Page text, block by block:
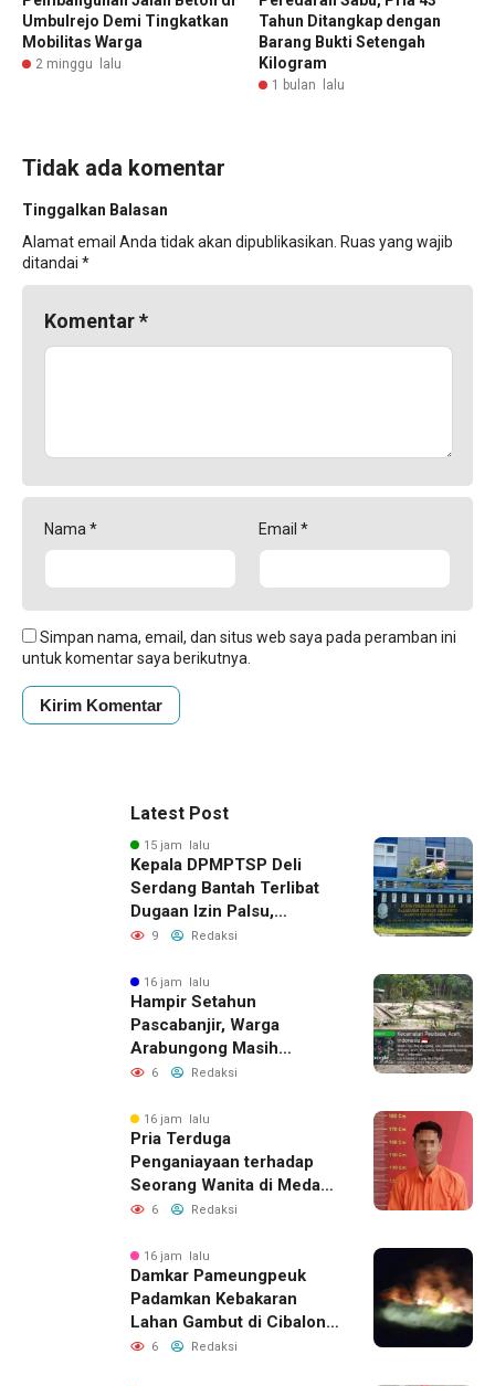
Umbulrejo Demi Tingkatkan
Mobilitas Warga
2 minggu lalu
Tahun Ditangkap dengan
Barang Bukti Setengah
Kilogram
1 bulan lalu
Tidak ada komentar
Tinggalkan Balasan
Alamat email Anda tidak akan dipublikasikan. Ruas yang wajib
ditandai *
Komentar*
Nama * Email *
Simpan nama, email, dan situs web saya pada peramban ini
untuk komentar saya berikutnya.
Latest Post
15 jam lalu
Kepala DPMPTSP Deli
Serdang Bantah Terlibat
Dugaan Izin Palsu,
Tegaskan Proses
Jalur Resmi
9 Redaksi
16 jam lalu
Hampir Setahun
Pascabanjir, Warga
Arabungong Masih
Menunggu Bantuan
6 Redaksi
16 jam lalu
Pria Terduga
Penganiayaan terhadap
Seorang Wanita di Medan
Ditangkap Polisi
6 Redaksi
16 jam lalu
Damkar Pameungpeuk
Padamkan Kebakaran
Lahan Gambut di Cibalong,
Permukiman Warga
6 Redaksi